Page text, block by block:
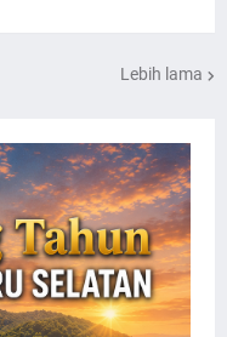
Lebih lama